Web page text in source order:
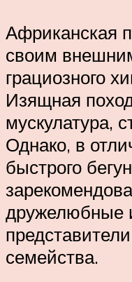
Африканская
своим
грациозного
Изящная
мускулатура,
Однако, в
быстрого
дружелюбные
семейства.